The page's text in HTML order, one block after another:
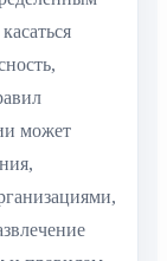
может